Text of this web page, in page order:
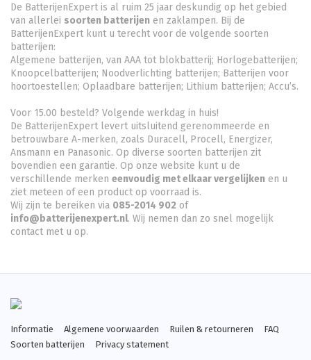
De BatterijenExpert is al ruim 25 jaar deskundig op het gebied
van allerlei soorten batterijen en zaklampen. Bij de
BatterijenExpert kunt u terecht voor de volgende soorten
batterijen:
Algemene batterijen, van AAA tot blokbatterij; Horlogebatterijen;
Knoopcelbatterijen; Noodverlichting batterijen; Batterijen voor
hoortoestellen; Oplaadbare batterijen; Lithium batterijen; Accu’s.
Voor 15.00 besteld? Volgende werkdag in huis!
De BatterijenExpert levert uitsluitend gerenommeerde en
betrouwbare A-merken, zoals Duracell, Procell, Energizer,
Ansmann en Panasonic. Op diverse soorten batterijen zit
bovendien een garantie. Op onze website kunt u de
verschillende merken eenvoudig met elkaar vergelijken en u
ziet meteen of een product op voorraad is.
Wij zijn te bereiken via 085-2014 902 of
info@batterijenexpert.nl. Wij nemen dan zo snel mogelijk
contact met u op.
Informatie Algemene voorwaarden Ruilen & retourneren
FAQ
Soorten batterijen
Privacy statement